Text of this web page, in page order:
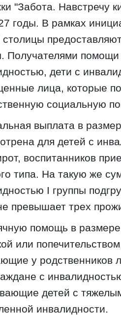
"Забота. Навстречу
годы. В рамках
столицы
Получателями помощи
дети с
лица, которые
социальную
выплата в
для детей с
воспитанников
типа. На такую же
I группы
превышает трех
помощь в
или
у родственников
с
детей с
инвалидности.